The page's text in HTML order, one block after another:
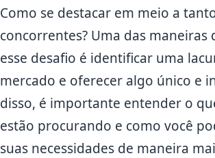
Como se destacar em meio a
concorrentes? Uma das maneiras
esse desafio é identificar uma
mercado e oferecer algo único e
disso, é importante entender o
estão procurando e como você
suas necessidades de maneira